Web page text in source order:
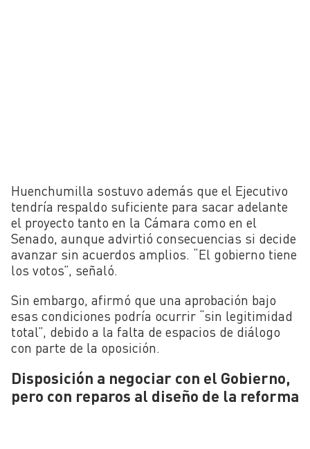
Huenchumilla sostuvo además que el Ejecutivo
tendría respaldo suficiente para sacar adelante
el proyecto tanto en la Cámara como en el
Senado, aunque advirtió consecuencias si decide
avanzar sin acuerdos amplios. “El gobierno tiene
los votos”, señaló.
Sin embargo, afirmó que una aprobación bajo
esas condiciones podría ocurrir “sin legitimidad
total”, debido a la falta de espacios de diálogo
con parte de la oposición.
Disposición a negociar con el Gobierno,
pero con reparos al diseño de la reforma